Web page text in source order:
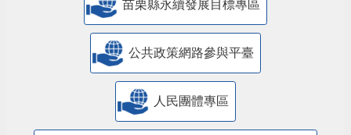
苗栗縣永續發展目標專區
公共政策網路參與平臺
人民團體專區